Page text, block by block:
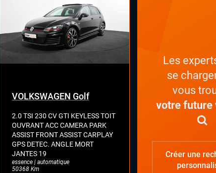
VOLKSWAGEN Golf
2.0 TSI 230 CV GTI KEYLESS TOIT
OUVRANT ACC CAMERA PARK
ASSIST FRONT ASSIST CARPLAY
GPS DETEC. ANGLE MORT
JANTES 19
essence | automatique
50368 Km
Les
se
vous
votre future
Créer une